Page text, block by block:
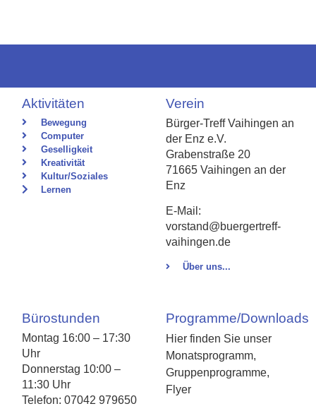
Aktivitäten
Bewegung
Computer
Geselligkeit
Kreativität
Kultur/Soziales
Lernen
Verein
Bürger-Treff Vaihingen an
der Enz e.V.
Grabenstraße 20
71665 Vaihingen an der
Enz
E-Mail:
vorstand@buergertreff-
vaihingen.de
Über uns...
Bürostunden
Montag 16:00 – 17:30
Uhr
Donnerstag 10:00 –
11:30 Uhr
Telefon: 07042 979650
Programme/Downloads
Hier finden Sie unser
Monatsprogramm,
Gruppenprogramme,
Flyer